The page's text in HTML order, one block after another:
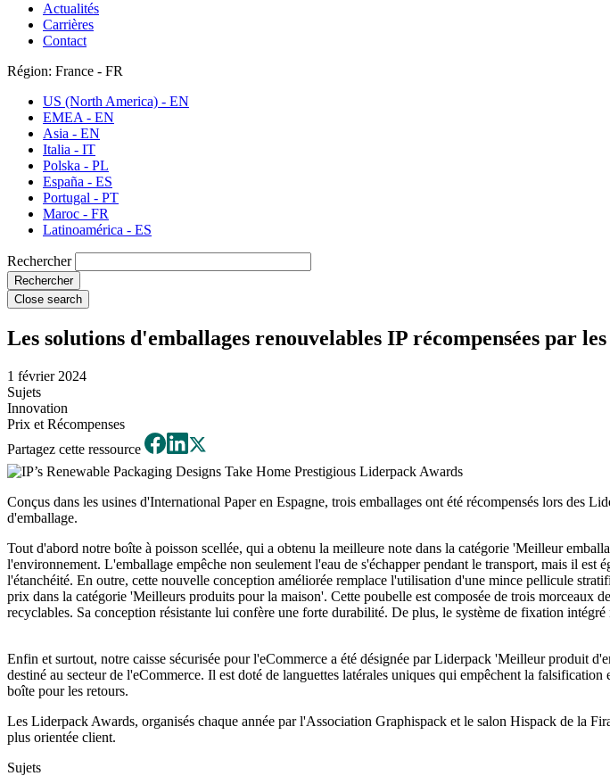
Actualités
Carrières
Contact
Région: France - FR
US (North America) - EN
EMEA - EN
Asia - EN
Italia - IT
Polska - PL
España - ES
Portugal - PT
Maroc - FR
Latinoamérica - ES
Rechercher
Close search
Les solutions d'emballages renouvelables IP récompensées par
1 février 2024
Sujets
Innovation
Prix et Récompenses
Partagez cette ressource
Conçus dans les usines d'International Paper en Espagne, trois emballages ont été récompensés lors des
d'emballage.
Tout d'abord notre boîte à poisson scellée, qui a obtenu la meilleure note dans la catégorie 'Meilleur
l'environnement. L'emballage empêche non seulement l'eau de s'échapper pendant le transport, mais il
l'étanchéité. En outre, cette nouvelle conception améliorée remplace l'utilisation d'une mince pellicule
prix dans la catégorie 'Meilleurs produits pour la maison'. Cette poubelle est composée de trois morceaux
recyclables. Sa conception résistante lui confère une forte durabilité. De plus, le système de fixation
Enfin et surtout, notre caisse sécurisée pour l'eCommerce a été désignée par Liderpack 'Meilleur produit
destiné au secteur de l'eCommerce. Il est doté de languettes latérales uniques qui empêchent la
boîte pour les retours.
Les Liderpack Awards, organisés chaque année par l'Association Graphispack et le salon Hispack de la
plus orientée client.
Sujets